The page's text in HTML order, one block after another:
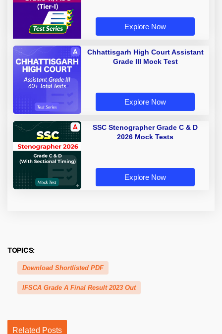
Explore Now
Chhattisgarh High Court Assistant
Grade III Mock Test
Explore Now
SSC Stenographer Grade C & D
2026 Mock Tests
Explore Now
TOPICS:
Download Shortlisted PDF
IFSCA Grade A Final Result 2023 Out
Related Posts